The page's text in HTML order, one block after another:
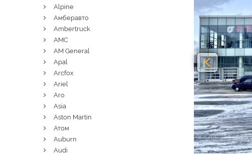
Alpine
Амберавто
Ambertruck
AMC
AM General
Apal
Arcfox
Ariel
Aro
Asia
Aston Martin
Атом
Auburn
Audi